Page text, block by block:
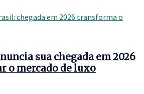
sua chegada em 2026
o mercado de luxo